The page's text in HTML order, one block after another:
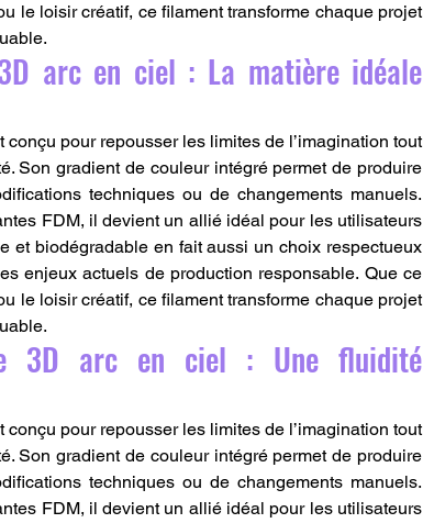
le loisir créatif, ce filament transforme chaque projet
arc en ciel : La matière idéale
pour repousser les limites de l’imagination tout
Son gradient de couleur intégré permet de produire
techniques ou de changements manuels.
FDM, il devient un allié idéal pour les utilisateurs
et biodégradable en fait aussi un choix respectueux
enjeux actuels de production responsable. Que ce
le loisir créatif, ce filament transforme chaque projet
3D arc en ciel : Une fluidité
pour repousser les limites de l’imagination tout
Son gradient de couleur intégré permet de produire
techniques ou de changements manuels.
FDM, il devient un allié idéal pour les utilisateurs